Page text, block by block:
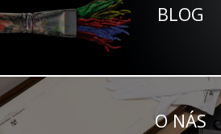
BLOG
O NÁS